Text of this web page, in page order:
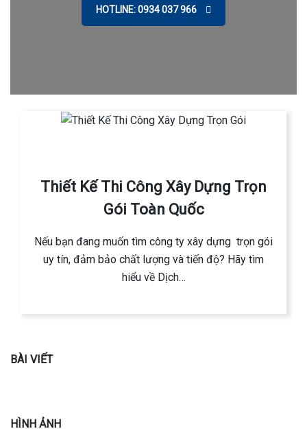
HOTLINE: 0934 037 966
Thiết Kế Thi Công Xây Dựng Trọn
Gói Toàn Quốc
Nếu bạn đang muốn tìm công ty xây dựng trọn gói
uy tín, đảm bảo chất lượng và tiến độ? Hãy tìm
hiểu về Dịch…
BÀI VIẾT
HÌNH ẢNH